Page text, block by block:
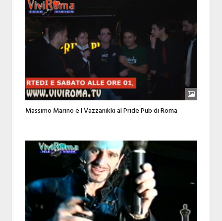
Massimo Marino e I Vazzanikki al Pride Pub di Roma